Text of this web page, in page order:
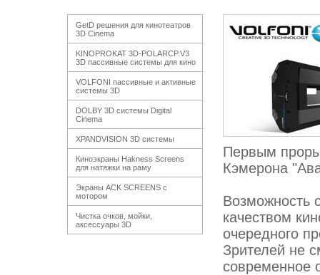
GetD решения для кинотеатров
3D Cinema
KINOPROKAT 3D-POLARCP.V3
3D пассивные системы для кино
VOLFONI пассивные и активные
системы 3D
DOLBY 3D системы Digital
Cinema
XPANDVISION 3D системы
Киноэкраны Hakness Screens
для натяжки на раму
Экраны ACK SCREENS с
мотором
Чистка очков, мойки,
аксессуары 3D
Первым
Кэмерона
Возможность
качеством
очередного
Зрителей не
современное